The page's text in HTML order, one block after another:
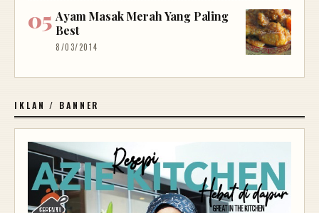
Ayam Masak Merah Yang Paling
Best
8/03/2014
IKLAN / BANNER